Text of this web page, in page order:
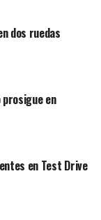
dos ruedas
en
en Test Drive